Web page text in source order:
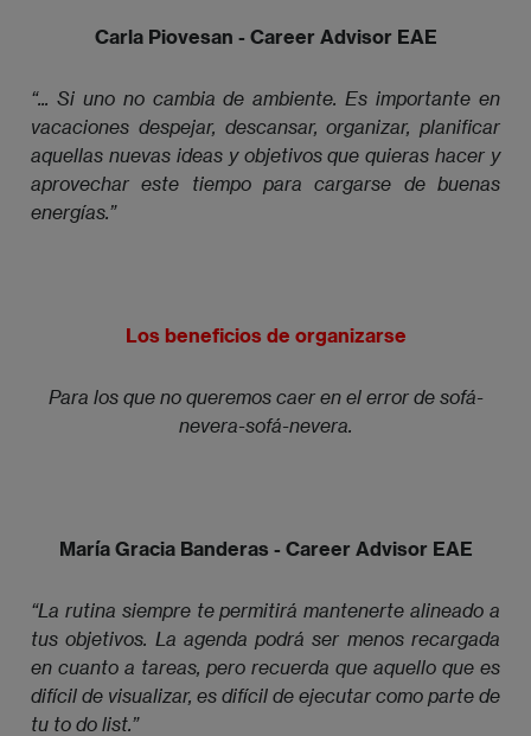
Carla Piovesan - Career Advisor EAE
“... Si uno no cambia de ambiente. Es importante en
vacaciones despejar, descansar, organizar, planificar
aquellas nuevas ideas y objetivos que quieras hacer y
aprovechar este tiempo para cargarse de buenas
energías.”
Los beneficios de organizarse
Para los que no queremos caer en el error de sofá-
nevera-sofá-nevera.
María Gracia Banderas - Career Advisor EAE
“La rutina siempre te permitirá mantenerte alineado a
tus objetivos. La agenda podrá ser menos recargada
en cuanto a tareas, pero recuerda que aquello que es
difícil de visualizar, es difícil de ejecutar como parte de
tu to do list.”